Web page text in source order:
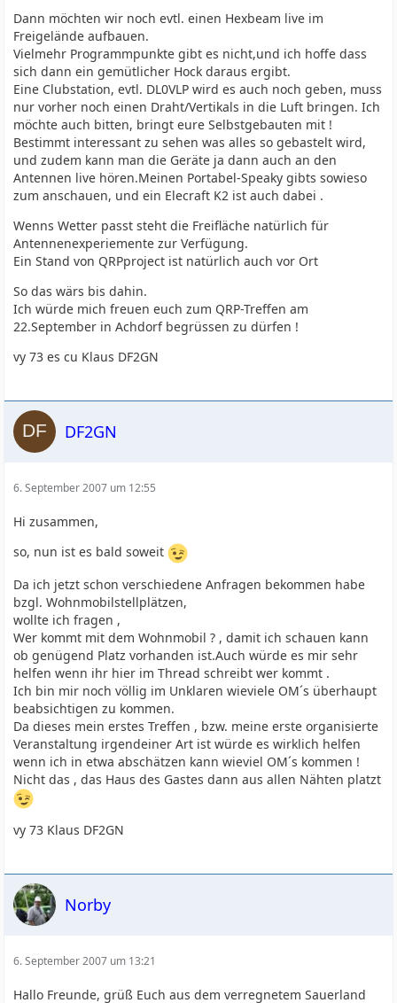
Dann möchten wir noch evtl. einen Hexbeam live im
Freigelände aufbauen.
Vielmehr Programmpunkte gibt es nicht,und ich hoffe dass
sich dann ein gemütlicher Hock daraus ergibt.
Eine Clubstation, evtl. DL0VLP wird es auch noch geben, muss
nur vorher noch einen Draht/Vertikals in die Luft bringen. Ich
möchte auch bitten, bringt eure Selbstgebauten mit !
Bestimmt interessant zu sehen was alles so gebastelt wird,
und zudem kann man die Geräte ja dann auch an den
Antennen live hören.Meinen Portabel-Speaky gibts sowieso
zum anschauen, und ein Elecraft K2 ist auch dabei .
Wenns Wetter passt steht die Freifläche natürlich für
Antennenexperiemente zur Verfügung.
Ein Stand von QRPproject ist natürlich auch vor Ort
So das wärs bis dahin.
Ich würde mich freuen euch zum QRP-Treffen am
22.September in Achdorf begrüssen zu dürfen !
vy 73 es cu Klaus DF2GN
DF2GN
6. September 2007 um 12:55
Hi zusammen,
so, nun ist es bald soweit
Da ich jetzt schon verschiedene Anfragen bekommen habe
bzgl. Wohnmobilstellplätzen,
wollte ich fragen ,
Wer kommt mit dem Wohnmobil ? , damit ich schauen kann
ob genügend Platz vorhanden ist.Auch würde es mir sehr
helfen wenn ihr hier im Thread schreibt wer kommt .
Ich bin mir noch völlig im Unklaren wieviele OM´s überhaupt
beabsichtigen zu kommen.
Da dieses mein erstes Treffen , bzw. meine erste organisierte
Veranstaltung irgendeiner Art ist würde es wirklich helfen
wenn ich in etwa abschätzen kann wieviel OM´s kommen !
Nicht das , das Haus des Gastes dann aus allen Nähten platzt
vy 73 Klaus DF2GN
Norby
6. September 2007 um 13:21
Hallo Freunde, grüß Euch aus dem verregnetem Sauerland